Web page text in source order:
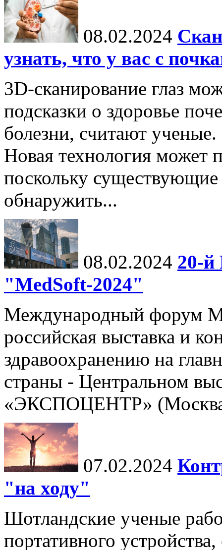
08.02.2024
узнать, что у вас с
3D-сканирование глаз
подсказки о здоровье
болезни, считают ученые.
Новая технология может
поскольку
обнаружить...
08.02.2024 20-
"MedSoft-2024"
Международный форум
российская выставка и
здравоохранению на
страны - Центральном
«ЭКСПОЦЕНТР»
07.02.2024
"на ходу"
Шотландские ученые
портативного